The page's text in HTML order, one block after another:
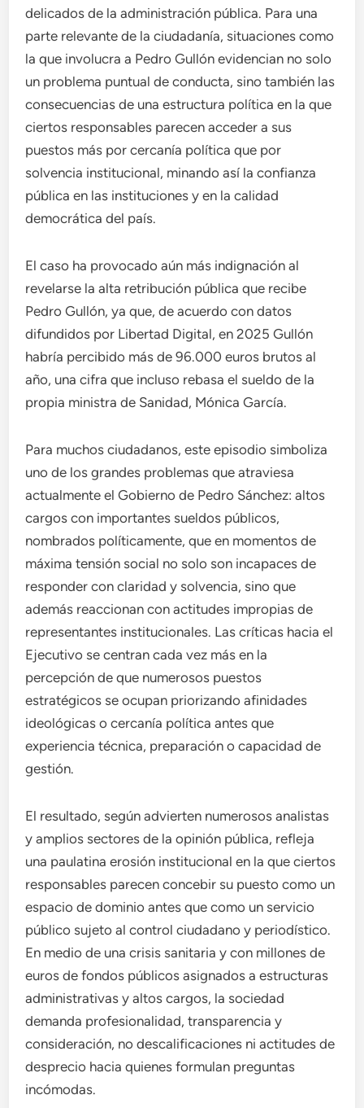
delicados de la administración pública. Para una
parte relevante de la ciudadanía, situaciones como
la que involucra a Pedro Gullón evidencian no solo
un problema puntual de conducta, sino también las
consecuencias de una estructura política en la que
ciertos responsables parecen acceder a sus
puestos más por cercanía política que por
solvencia institucional, minando así la confianza
pública en las instituciones y en la calidad
democrática del país.
El caso ha provocado aún más indignación al
revelarse la alta retribución pública que recibe
Pedro Gullón, ya que, de acuerdo con datos
difundidos por Libertad Digital, en 2025 Gullón
habría percibido más de 96.000 euros brutos al
año, una cifra que incluso rebasa el sueldo de la
propia ministra de Sanidad, Mónica García.
Para muchos ciudadanos, este episodio simboliza
uno de los grandes problemas que atraviesa
actualmente el Gobierno de Pedro Sánchez: altos
cargos con importantes sueldos públicos,
nombrados políticamente, que en momentos de
máxima tensión social no solo son incapaces de
responder con claridad y solvencia, sino que
además reaccionan con actitudes impropias de
representantes institucionales. Las críticas hacia el
Ejecutivo se centran cada vez más en la
percepción de que numerosos puestos
estratégicos se ocupan priorizando afinidades
ideológicas o cercanía política antes que
experiencia técnica, preparación o capacidad de
gestión.
El resultado, según advierten numerosos analistas
y amplios sectores de la opinión pública, refleja
una paulatina erosión institucional en la que ciertos
responsables parecen concebir su puesto como un
espacio de dominio antes que como un servicio
público sujeto al control ciudadano y periodístico.
En medio de una crisis sanitaria y con millones de
euros de fondos públicos asignados a estructuras
administrativas y altos cargos, la sociedad
demanda profesionalidad, transparencia y
consideración, no descalificaciones ni actitudes de
desprecio hacia quienes formulan preguntas
incómodas.